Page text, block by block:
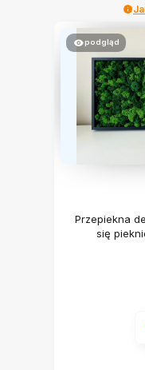
podgląd
Przepiekna
się